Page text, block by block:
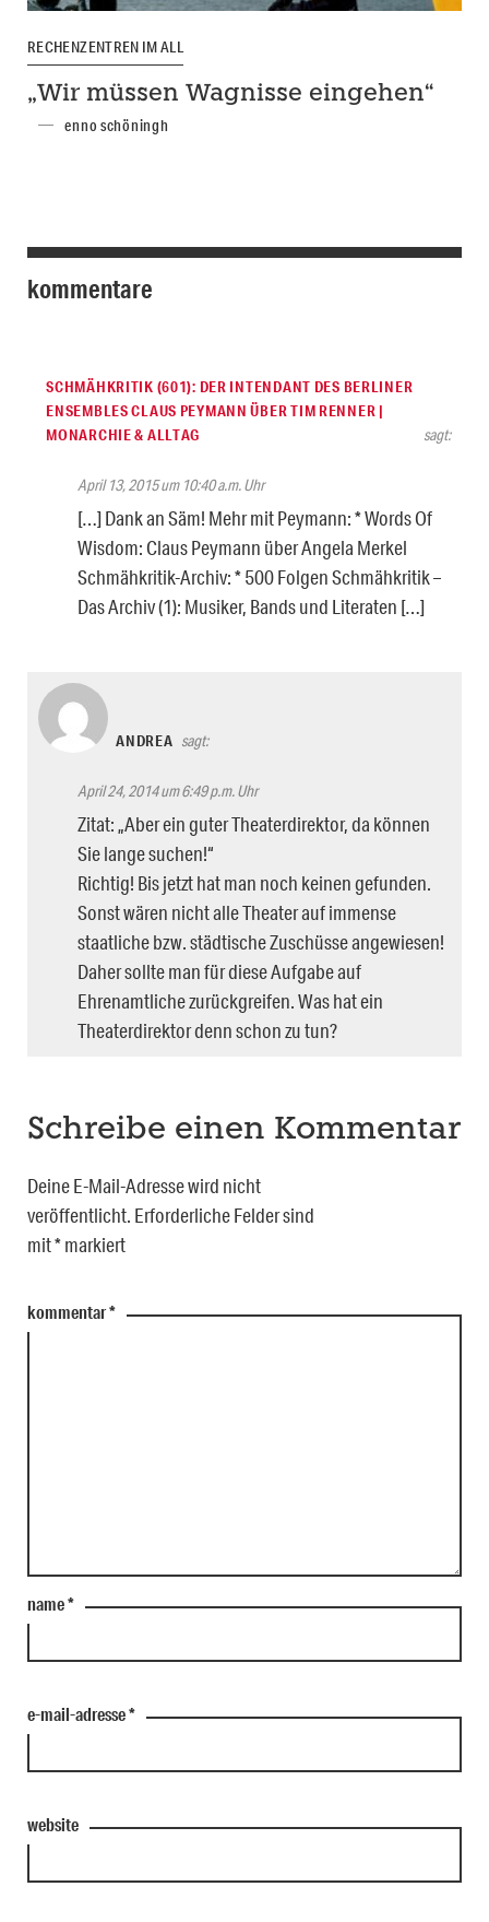
RECHENZENTREN IM ALL
„Wir müssen Wagnisse eingehen“
enno schöningh
kommentare
SCHMÄHKRITIK (601): DER INTENDANT DES BERLINER
ENSEMBLES CLAUS PEYMANN ÜBER TIM RENNER |
MONARCHIE & ALLTAG
sagt:
April 13, 2015 um 10:40 a.m. Uhr
[…] Dank an Säm! Mehr mit Peymann: * Words Of
Wisdom: Claus Peymann über Angela Merkel
Schmähkritik-Archiv: * 500 Folgen Schmähkritik –
Das Archiv (1): Musiker, Bands und Literaten […]
ANDREA sagt:
April 24, 2014 um 6:49 p.m. Uhr
Zitat: „Aber ein guter Theaterdirektor, da können
Sie lange suchen!“
Richtig! Bis jetzt hat man noch keinen gefunden.
Sonst wären nicht alle Theater auf immense
staatliche bzw. städtische Zuschüsse angewiesen!
Daher sollte man für diese Aufgabe auf
Ehrenamtliche zurückgreifen. Was hat ein
Theaterdirektor denn schon zu tun?
Schreibe einen Kommentar
Deine E-Mail-Adresse wird nicht
veröffentlicht. Erforderliche Felder sind
mit*markiert
kommentar*
name*
e-mail-adresse*
website